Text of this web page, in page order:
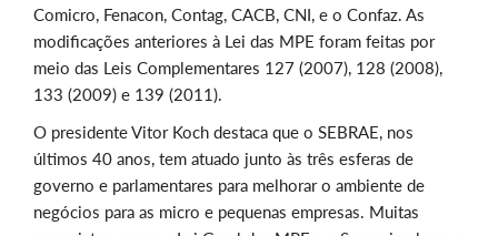
Comicro, Fenacon, Contag, CACB, CNI, e o Confaz. As
modificações anteriores à Lei das MPE foram feitas por
meio das Leis Complementares 127 (2007), 128 (2008),
133 (2009) e 139 (2011).
O presidente Vitor Koch destaca que o SEBRAE, nos
últimos 40 anos, tem atuado junto às três esferas de
governo e parlamentares para melhorar o ambiente de
negócios para as micro e pequenas empresas. Muitas